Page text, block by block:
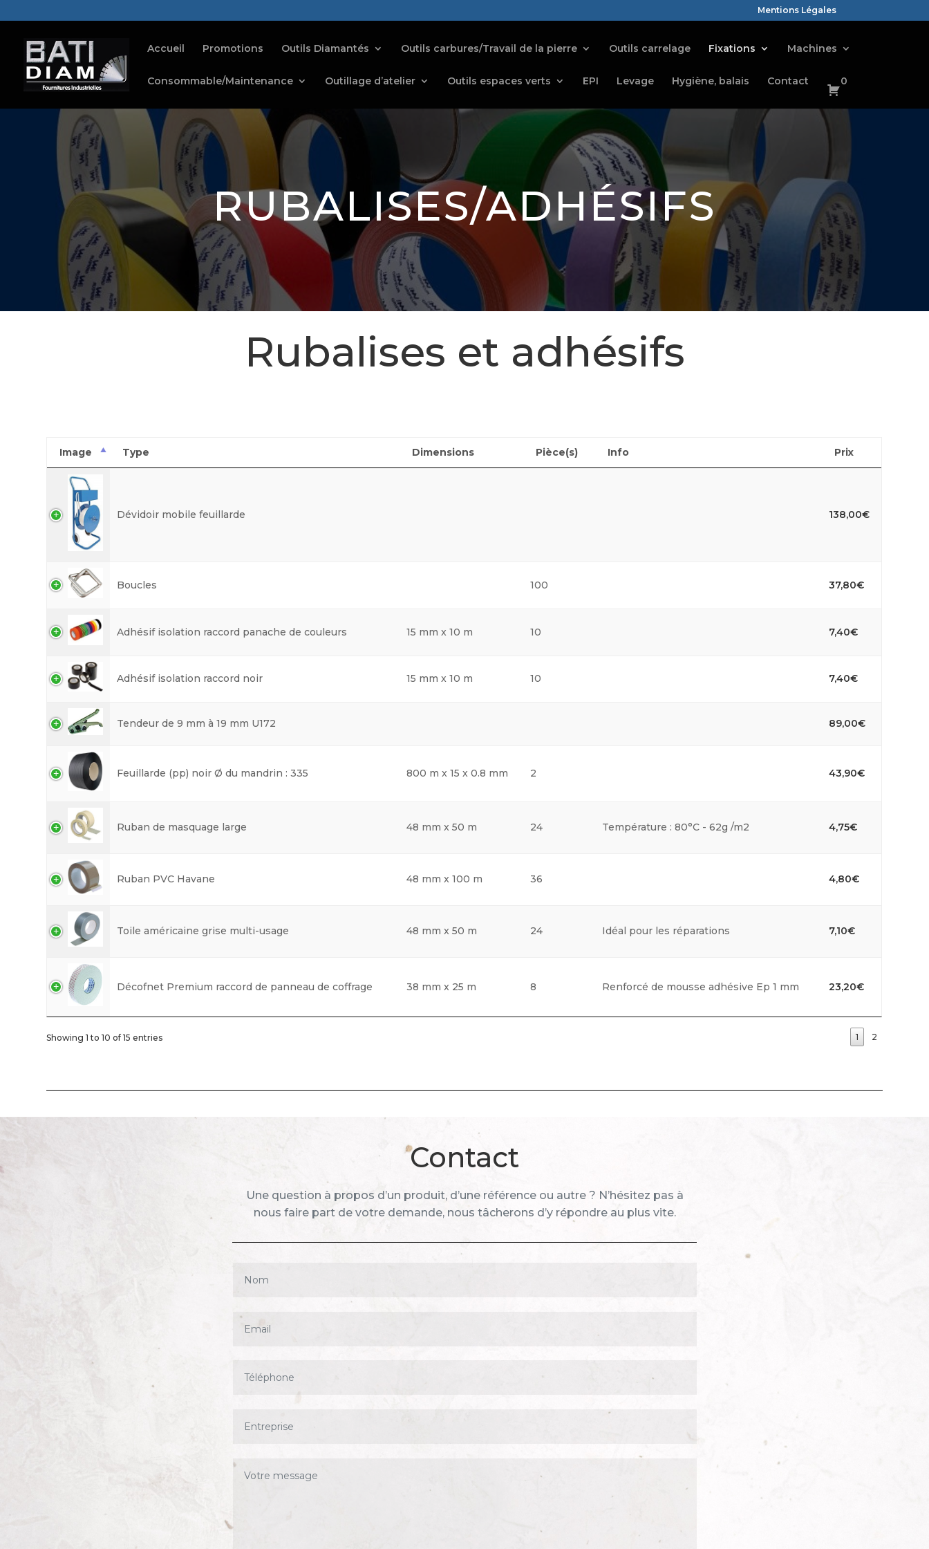
Mentions Légales
Accueil Promotions Outils Diamantés Outils carbures/Travail de la pierre Outils carrelage Fixations Machines
Consommable/Maintenance Outillage d’atelier Outils espaces verts EPI Levage Hygiène, balais Contact 0
RUBALISES/ADHÉSIFS
Rubalises et adhésifs
Image Type Dimensions Pièce(s) Info Prix
Dévidoir mobile feuillarde 138,00€
Boucles 100 37,80€
Adhésif isolation raccord panache de couleurs 15 mm x 10 m 10 7,40€
Adhésif isolation raccord noir 15 mm x 10 m 10 7,40€
Tendeur de 9 mm à 19 mm U172 89,00€
Feuillarde (pp) noir Ø du mandrin : 335 800 m x 15 x 0.8 mm 2 43,90€
Ruban de masquage large 48 mm x 50 m 24 Température : 80°C - 62g /m2 4,75€
Ruban PVC Havane 48 mm x 100 m 36 4,80€
Toile américaine grise multi-usage 48 mm x 50 m 24 Idéal pour les réparations 7,10€
Décofnet Premium raccord de panneau de coffrage 38 mm x 25 m 8 Renforcé de mousse adhésive Ep 1 mm 23,20€
Showing 1 to 10 of 15 entries 1 2
Contact
Une question à propos d’un produit, d’une référence ou autre ? N’hésitez pas à
nous faire part de votre demande, nous tâcherons d’y répondre au plus vite.